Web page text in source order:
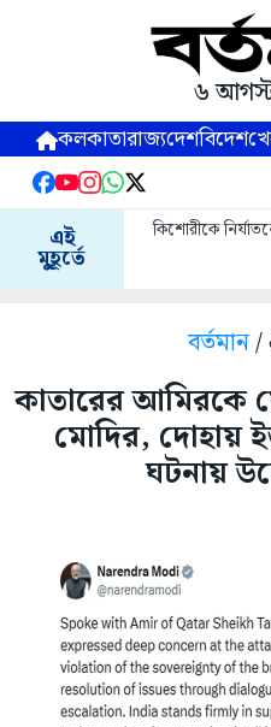
৬
কলকাতারাজ্যদেশবিদেশ
এই
মুহূর্তে
কিশোরীকে
বর্তমান/
কাতারের আমিরকে
মোদির, দোহায়
ঘটনায়